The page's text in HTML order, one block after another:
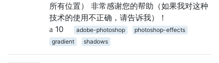
所有位置） 非常感谢您的帮助（如果我对这种
技术的使用不正确，请告诉我）！
10
adobe-photoshop
photoshop-effects
gradient
shadows